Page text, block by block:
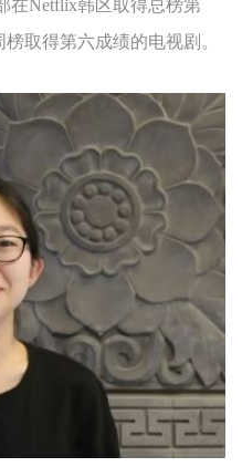
在Netflix韩区取得总榜第
取得第六成绩的电视剧。